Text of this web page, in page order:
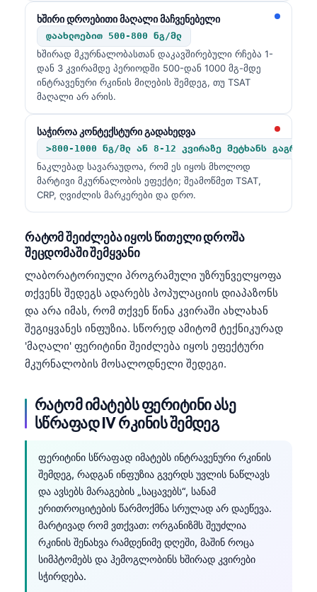
ხშირი დროებითი მაღალი მაჩვენებელი
დაახლოებით 500-800 ნგ/მლ
ხშირად მკურნალობასთან დაკავშირებული რჩება 1-
დან 3 კვირამდე პერიოდში 500-დან 1000 მგ-მდე
ინტრავენური რკინის მიღების შემდეგ, თუ TSAT
მაღალი არ არის.
საჭიროა კონტექსტური გადახედვა
>800-1000 ნგ/მლ ან 8-12 კვირაზე მეტხანს
ნაკლებად სავარაუდოა, რომ ეს იყოს მხოლოდ
მარტივი მკურნალობის ეფექტი; შეამოწმეთ TSAT,
CRP, ღვიძლის მარკერები და დრო.
რატომ შეიძლება იყოს წითელი დროშა
შეცდომაში შემყვანი
ლაბორატორიული პროგრამული უზრუნველყოფა
თქვენს შედეგს ადარებს პოპულაციის დიაპაზონს
და არა იმას, რომ თქვენ წინა კვირაში ახლახან
შეგიყვანეს ინფუზია. სწორედ ამიტომ ტექნიკურად
'მაღალი' ფერიტინი შეიძლება იყოს ეფექტური
მკურნალობის მოსალოდნელი შედეგი.
რატომ იმატებს ფერიტინი ასე
სწრაფად IV რკინის შემდეგ
ფერიტინი სწრაფად იმატებს ინტრავენური რკინის
შემდეგ, რადგან ინფუზია გვერდს უვლის ნაწლავს
და ავსებს მარაგების „საცავებს“, სანამ
ერითროციტების წარმოქმნა სრულად არ დაეწევა.
მარტივად რომ ვთქვათ: ორგანიზმს შეუძლია
რკინის შენახვა რამდენიმე დღეში, მაშინ როცა
სიმპტომებს და ჰემოგლობინს ხშირად კვირები
სჭირდება.